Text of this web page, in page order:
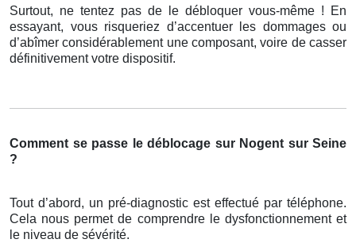
Surtout, ne tentez pas de le débloquer vous-même ! En
essayant, vous risqueriez d’accentuer les dommages ou
d’abîmer considérablement une composant, voire de casser
définitivement votre dispositif.
Comment se passe le déblocage sur Nogent sur Seine
?
Tout d’abord, un pré-diagnostic est effectué par téléphone.
Cela nous permet de comprendre le dysfonctionnement et
le niveau de sévérité.